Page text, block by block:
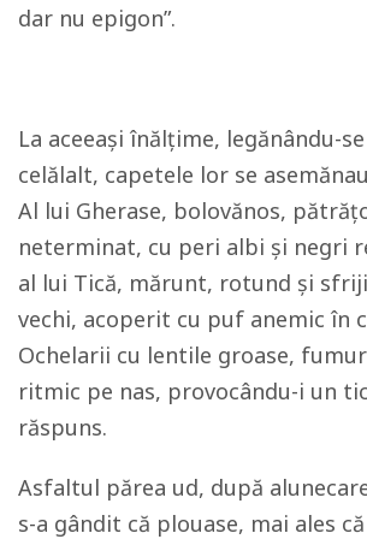
dar nu epigon”.
La aceeași înălțime, legănându-
celălalt, capetele lor se
Al lui Gherase, bolovănos,
neterminat, cu peri albi și negri
al lui Tică, mărunt, rotund și
vechi, acoperit cu puf anemic în
Ochelarii cu lentile groase,
ritmic pe nas, provocându-i un
răspuns.
Asfaltul părea ud, după
s-a gândit că plouase, mai ales